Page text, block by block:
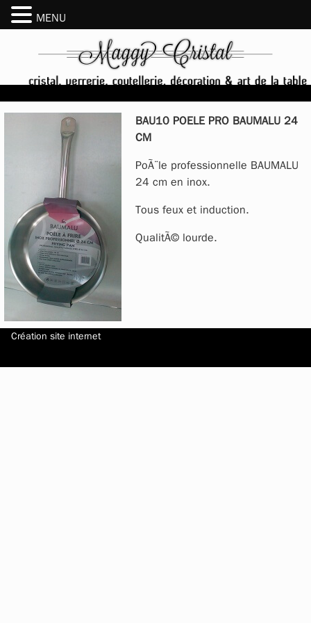
BAU10 POELE PRO BAUMALU 24
CM
PoÃ¨le professionnelle BAUMALU
24 cm en inox.
Tous feux et induction.
QualitÃ© lourde.
Création site internet
MENU